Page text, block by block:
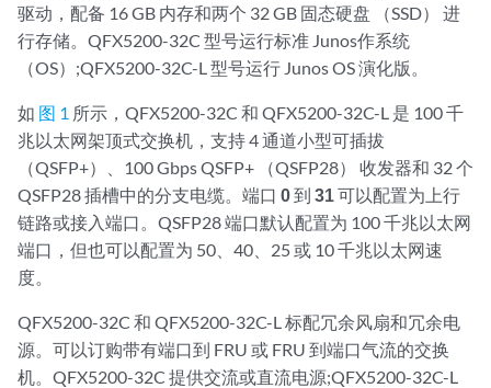
驱动，配备 16 GB 内存和两个 32 GB 固态硬盘 （SSD） 进
行存储。QFX5200-32C 型号运行标准 Junos作系统
（OS）;QFX5200-32C-L 型号运行 Junos OS 演化版。
如 图 1 所示，QFX5200-32C 和 QFX5200-32C-L 是 100 千
兆以太网架顶式交换机，支持 4 通道小型可插拔
（QSFP+）、100 Gbps QSFP+ （QSFP28） 收发器和 32 个
QSFP28 插槽中的分支电缆。端口 0到 31可以配置为上行
链路或接入端口。QSFP28 端口默认配置为 100 千兆以太网
端口，但也可以配置为 50、40、25 或 10 千兆以太网速
度。
QFX5200-32C 和 QFX5200-32C-L 标配冗余风扇和冗余电
源。可以订购带有端口到 FRU 或 FRU 到端口气流的交换
机。QFX5200-32C 提供交流或直流电源;QFX5200-32C-L